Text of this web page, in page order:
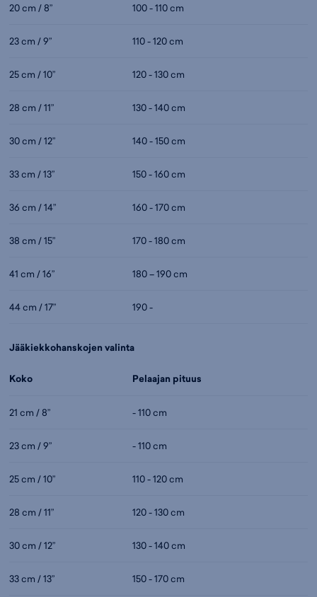
20 cm / 8” 100 - 110 cm
23 cm / 9” 110 - 120 cm
25 cm / 10” 120 - 130 cm
28 cm / 11” 130 - 140 cm
30 cm / 12” 140 - 150 cm
33 cm / 13” 150 - 160 cm
36 cm / 14” 160 - 170 cm
38 cm / 15” 170 - 180 cm
41 cm / 16” 180 – 190 cm
44 cm / 17” 190 -
Jääkiekkohanskojen valinta
Koko Pelaajan pituus
21 cm / 8” - 110 cm
23 cm / 9” - 110 cm
25 cm / 10” 110 - 120 cm
28 cm / 11” 120 - 130 cm
30 cm / 12” 130 - 140 cm
33 cm / 13” 150 - 170 cm